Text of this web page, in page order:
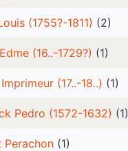
(1755?-1811) (2)
(16..-1729?) (1)
(17..-18..) (1)
Pedro (1572-1632) (1)
Perachon (1)